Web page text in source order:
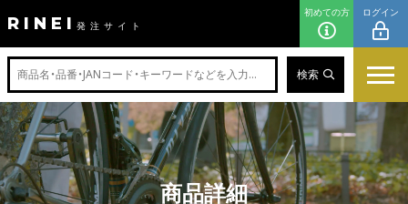
RINEI 発注サイト
初めての方 ログイン
検索
商品詳細